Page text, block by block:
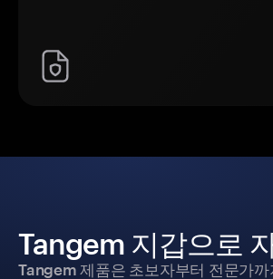
Tangem 지갑으로
Tangem 제품은 초보자부터 전문가